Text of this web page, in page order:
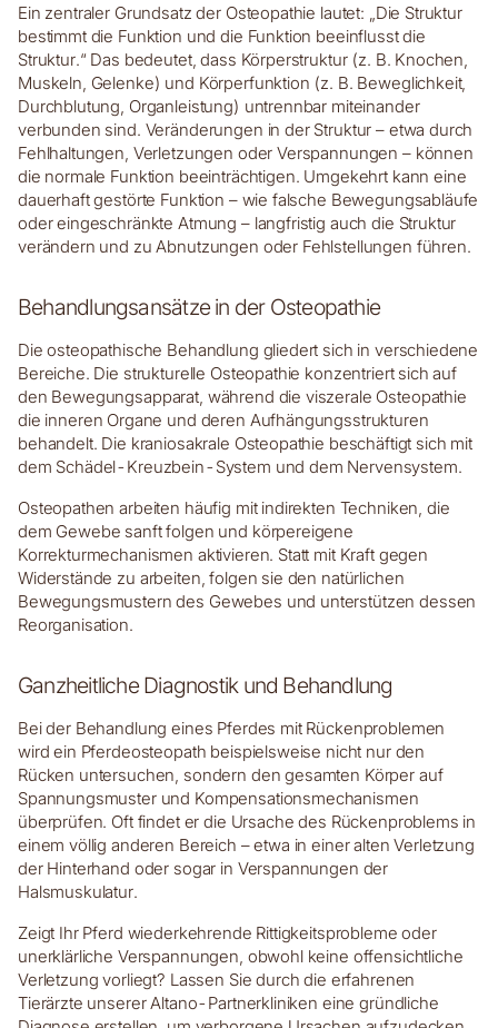
Ein zentraler Grundsatz der Osteopathie lautet: „Die Struktur
bestimmt die Funktion und die Funktion beeinflusst die
Struktur.“ Das bedeutet, dass Körperstruktur (z. B. Knochen,
Muskeln, Gelenke) und Körperfunktion (z. B. Beweglichkeit,
Durchblutung, Organleistung) untrennbar miteinander
verbunden sind. Veränderungen in der Struktur – etwa durch
Fehlhaltungen, Verletzungen oder Verspannungen – können
die normale Funktion beeinträchtigen. Umgekehrt kann eine
dauerhaft gestörte Funktion – wie falsche Bewegungsabläufe
oder eingeschränkte Atmung – langfristig auch die Struktur
verändern und zu Abnutzungen oder Fehlstellungen führen.
Behandlungsansätze in der Osteopathie
Die osteopathische Behandlung gliedert sich in verschiedene
Bereiche. Die strukturelle Osteopathie konzentriert sich auf
den Bewegungsapparat, während die viszerale Osteopathie
die inneren Organe und deren Aufhängungsstrukturen
behandelt. Die kraniosakrale Osteopathie beschäftigt sich mit
dem Schädel-Kreuzbein-System und dem Nervensystem.
Osteopathen arbeiten häufig mit indirekten Techniken, die
dem Gewebe sanft folgen und körpereigene
Korrekturmechanismen aktivieren. Statt mit Kraft gegen
Widerstände zu arbeiten, folgen sie den natürlichen
Bewegungsmustern des Gewebes und unterstützen dessen
Reorganisation.
Ganzheitliche Diagnostik und Behandlung
Bei der Behandlung eines Pferdes mit Rückenproblemen
wird ein Pferdeosteopath beispielsweise nicht nur den
Rücken untersuchen, sondern den gesamten Körper auf
Spannungsmuster und Kompensationsmechanismen
überprüfen. Oft findet er die Ursache des Rückenproblems in
einem völlig anderen Bereich – etwa in einer alten Verletzung
der Hinterhand oder sogar in Verspannungen der
Halsmuskulatur.
Zeigt Ihr Pferd wiederkehrende Rittigkeitsprobleme oder
unerklärliche Verspannungen, obwohl keine offensichtliche
Verletzung vorliegt? Lassen Sie durch die erfahrenen
Tierärzte unserer Altano-Partnerkliniken eine gründliche